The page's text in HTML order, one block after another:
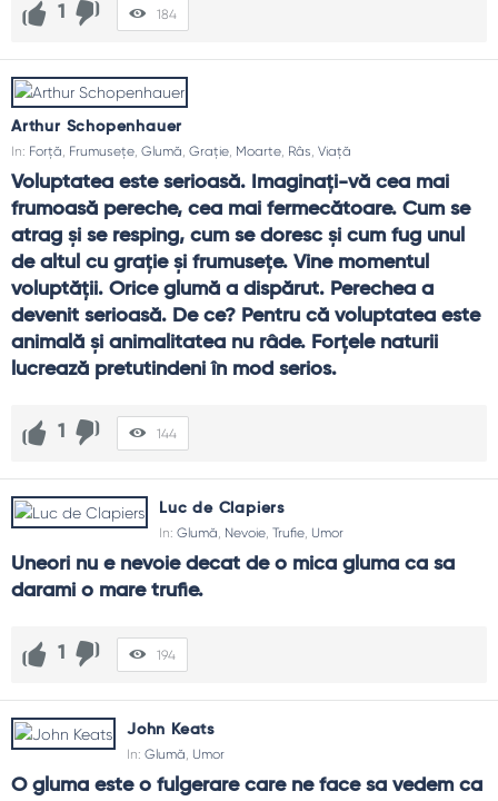
1 184
Arthur Schopenhauer
In: Forță, Frumusețe, Glumă, Grație, Moarte, Râs, Viață
Voluptatea este serioasă. Imaginaţi-vă cea mai
frumoasă pereche, cea mai fermecătoare. Cum se
atrag şi se resping, cum se doresc şi cum fug unul
de altul cu graţie şi frumuseţe. Vine momentul
voluptăţii. Orice glumă a dispărut. Perechea a
devenit serioasă. De ce? Pentru că voluptatea este
animală şi animalitatea nu râde. Forţele naturii
lucrează pretutindeni în mod serios.
1 144
Luc de Clapiers
In: Glumă, Nevoie, Trufie, Umor
Uneori nu e nevoie decat de o mica gluma ca sa
darami o mare trufie.
1 194
John Keats
In: Glumă, Umor
O gluma este o fulgerare care ne face sa vedem ca